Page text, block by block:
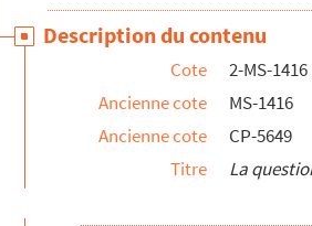
Les Libertés
Économie politique - Le commerce
Coupures de journaux et articles de Chassin
2-MS-1447. Ensemble de documents sur
Documents biographiques
Description du contenu
Cote
2-MS-1416
Ancienne cote
MS-1416
Ancienne cote
CP-5649
Titre
La